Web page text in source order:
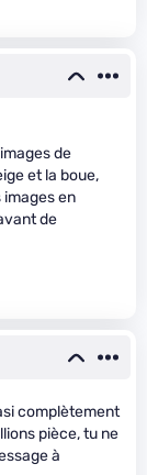
de
et la boue,
en
de
complètement
pièce, tu ne
à